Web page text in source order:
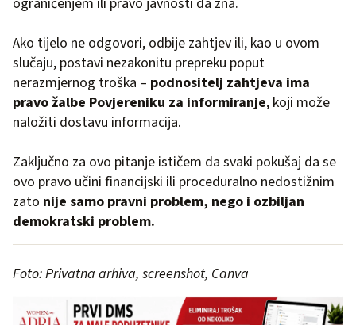
Ako tijelo ne odgovori, odbije zahtjev ili, kao u ovom
slučaju, postavi nezakonitu prepreku poput
nerazmjernog troška – podnositelj zahtjeva ima
pravo žalbe Povjereniku za informiranje, koji može
naložiti dostavu informacija.
Zaključno za ovo pitanje ističem da svaki pokušaj da se
ovo pravo učini financijski ili proceduralno nedostižnim
zato nije samo pravni problem, nego i ozbiljan
demokratski problem.
Foto: Privatna arhiva, screenshot, Canva